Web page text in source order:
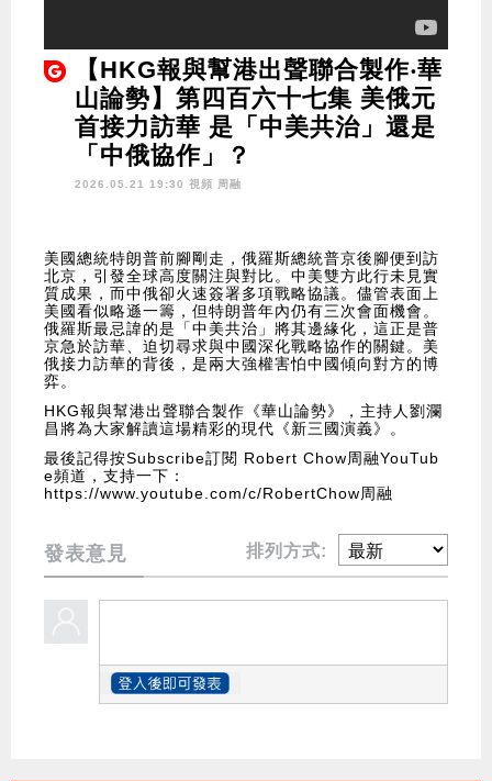
【HKG報與幫港出聲聯合製作‧華
山論勢】第四百六十七集 美俄元
首接力訪華 是「中美共治」還是
「中俄協作」？
2026.05.21 19:30 視頻 周融
美國總統特朗普前腳剛走，俄羅斯總統普京後腳便到訪
北京，引發全球高度關注與對比。中美雙方此行未見實
質成果，而中俄卻火速簽署多項戰略協議。儘管表面上
美國看似略遜一籌，但特朗普年內仍有三次會面機會。
俄羅斯最忌諱的是「中美共治」將其邊緣化，這正是普
京急於訪華、迫切尋求與中國深化戰略協作的關鍵。美
俄接力訪華的背後，是兩大強權害怕中國傾向對方的博
弈。
HKG報與幫港出聲聯合製作《華山論勢》，主持人劉瀾
昌將為大家解讀這場精彩的現代《新三國演義》。
最後記得按Subscribe訂閱 Robert Chow周融YouTub
e頻道，支持一下：
https://www.youtube.com/c/RobertChow周融
發表意見 排列方式: